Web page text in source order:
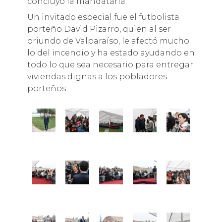
Un invitado especial fue el futbolista
porteño David Pizarro, quien al ser
oriundo de Valparaíso, le afectó mucho
lo del incendio y ha estado ayudando en
todo lo que sea necesario para entregar
viviendas dignas a los pobladores
porteños.